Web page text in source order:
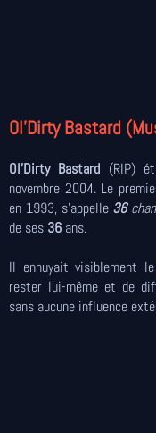
Ol’Dirty Bastard
Ol’Dirty Bastard (RIP)
novembre 2004. Le
en 1993, s'appelle 36
de ses 36 ans.
Il ennuyait visiblement le
rester lui-même et de
sans aucune influence